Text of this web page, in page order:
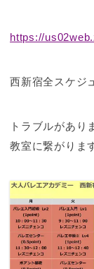
https://
西新宿全スケジ
トラブルがあり
教室に繋がりま